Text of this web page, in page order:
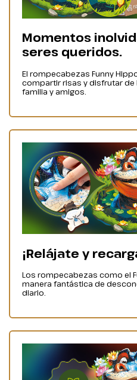
Momentos
seres queridos.
El rompecabezas Funny
compartir risas y disfrutar
familia y amigos.
¡Relájate y
Los rompecabezas como el
manera fantástica de
diario.